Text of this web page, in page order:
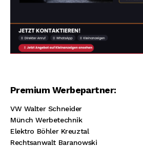
Premium Werbepartner:
VW Walter Schneider
Münch Werbetechnik
Elektro Böhler Kreuztal
Rechtsanwalt Baranowski